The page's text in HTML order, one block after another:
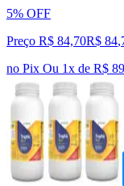
5% OFF
Preço R$ 84,70R$ 84,
no Pix Ou 1x de R$